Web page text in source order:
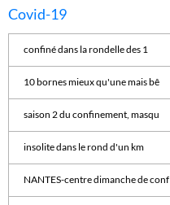
Covid-19
confiné dans la rondelle des 1
10 bornes mieux qu'une mais bê
saison 2 du confinement, masqu
insolite dans le rond d'un km
NANTES-centre dimanche de conf